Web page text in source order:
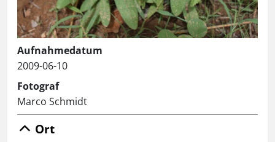
Aufnahmedatum
2009-06-10
Fotograf
Marco Schmidt
Ort